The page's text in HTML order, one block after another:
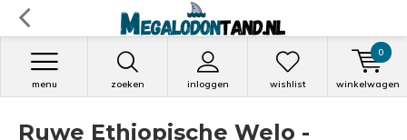
zoeken inloggen
menu wishlist winkelwagen
0
Ruwe Ethiopische Welo -